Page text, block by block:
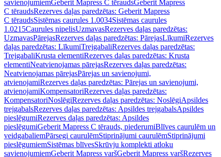
savienojumiemGeberit Mapress C tēraudsGeberit Mapress
C tēraudsRezerves daļas paredzētas: Geberit Mapress
C tēraudsSistēmas caurules 1.0034Sistēmas caurules
1.0215Caurules nipelisUzmavasRezerves daļas paredzētas:
UzmavasPārejasRezerves daļas paredzētas: PārejasLīkumiRezerves
daļas paredzētas: LīkumiTrejgabaliRezerves daļas paredzētas:
TrejgabaliKrusta elementiRezerves daļas paredzētas: Krusta
elementiNeatvienojamas pārejasRezerves daļas paredzētas:
Neatvienojamas pārejasPārejas un savienojumi,
atvienojamiRezerves daļas paredzētas: Pārejas un savienojumi,
atvienojamiKompensatoriRezerves daļas paredzētas:
KompensatoriNoslēgiRezerves daļas paredzētas: NoslēgiApsildes
trejgabalsRezerves daļas paredzētas: Apsildes trejgabalsApsildes
pieslēgumiRezerves daļas paredzētas: Apsildes
pieslēgumiGeberit Mapress C tērauds, piederumiBlīves caurulēm un
veidgabaliemPārsegi caurulēmStiprinājumi caurulēmStiprinājumi
pieslēgumiemSistēmas blīvesSkrūvju komplekti atloku
savienojumiemGeberit Mapress varšGeberit Mapress varšRezerves